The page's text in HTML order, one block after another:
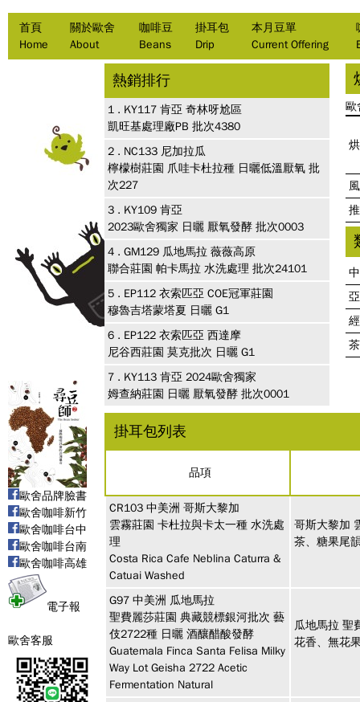
首頁
Home
關於歐舍
About
咖啡豆
Beans
掛耳包
Drip
本月豆單
Current Offering
歐舍品牌臉書
歐舍咖啡新竹
歐舍咖啡台中
歐舍咖啡台南
歐舍咖啡高雄
電子報
歐舍客服
熱銷排行
1 . KY117 肯亞 奇林呀尬區
凱旺基處理廠PB 批次4380
2 . NC133 尼加拉瓜
檸檬樹莊園 爪哇卡杜拉種 日曬低溫厭氧 批
次227
3 . KY109 肯亞
2023歐舍獨家 日曬 厭氧發酵 批次0003
4 . GM129 瓜地馬拉 薇薇高原
聯合莊園 帕卡馬拉 水洗處理 批次24101
5 . EP112 衣索匹亞 COE冠軍莊園
穆魯吉塔蒙塔夏 日曬 G1
6 . EP122 衣索匹亞 西達摩
尼谷西莊園 莫克批次 日曬 G1
7 . KY113 肯亞 2024歐舍獨家
姆查納莊園 日曬 厭氧發酵 批次0001
歐
掛耳包列表
品項
CR103 中美洲 哥斯大黎加
雲霧莊園 卡杜拉與卡太一種 水洗處
理
Costa Rica Cafe Neblina Caturra &
Catuai Washed
哥斯大黎加
茶、糖果尾
G97 中美洲 瓜地馬拉
聖費麗莎莊園 典藏競標銀河批次 藝
伎2722種 日曬 酒釀醋酸發酵
Guatemala Finca Santa Felisa Milky
Way Lot Geisha 2722 Acetic
Fermentation Natural
瓜地馬拉 聖
花香、無花